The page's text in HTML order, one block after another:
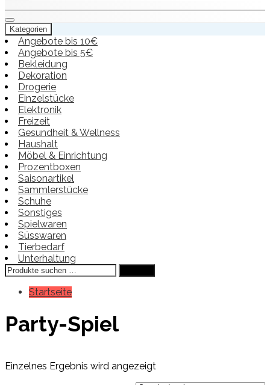
Kategorien
Angebote bis 10€
Angebote bis 5€
Bekleidung
Dekoration
Drogerie
Einzelstücke
Elektronik
Freizeit
Gesundheit & Wellness
Haushalt
Möbel & Einrichtung
Prozentboxen
Saisonartikel
Sammlerstücke
Schuhe
Sonstiges
Spielwaren
Süsswaren
Tierbedarf
Unterhaltung
Suchen
nach:
Startseite
Party-Spiel
Einzelnes Ergebnis wird angezeigt